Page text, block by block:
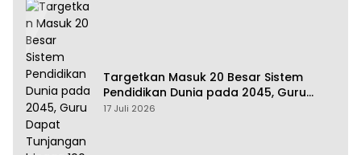
Targetkan Masuk 20 Besar Sistem
Pendidikan Dunia pada 2045, Guru
Dapat Tunjangan hingga 100 Persen
17 Juli 2026